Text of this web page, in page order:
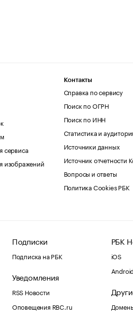
сервиса
изображений
Контакты
Справка по сервису
Поиск по ОГРН
Поиск по ИНН
Статистика и
Источники данных
Источник отчетности
Вопросы и ответы
Политика Cookies РБК
Подписки
Подписка на РБК
Уведомления
RSS Новости
Оповещения RBC.ru
РБК
iOS